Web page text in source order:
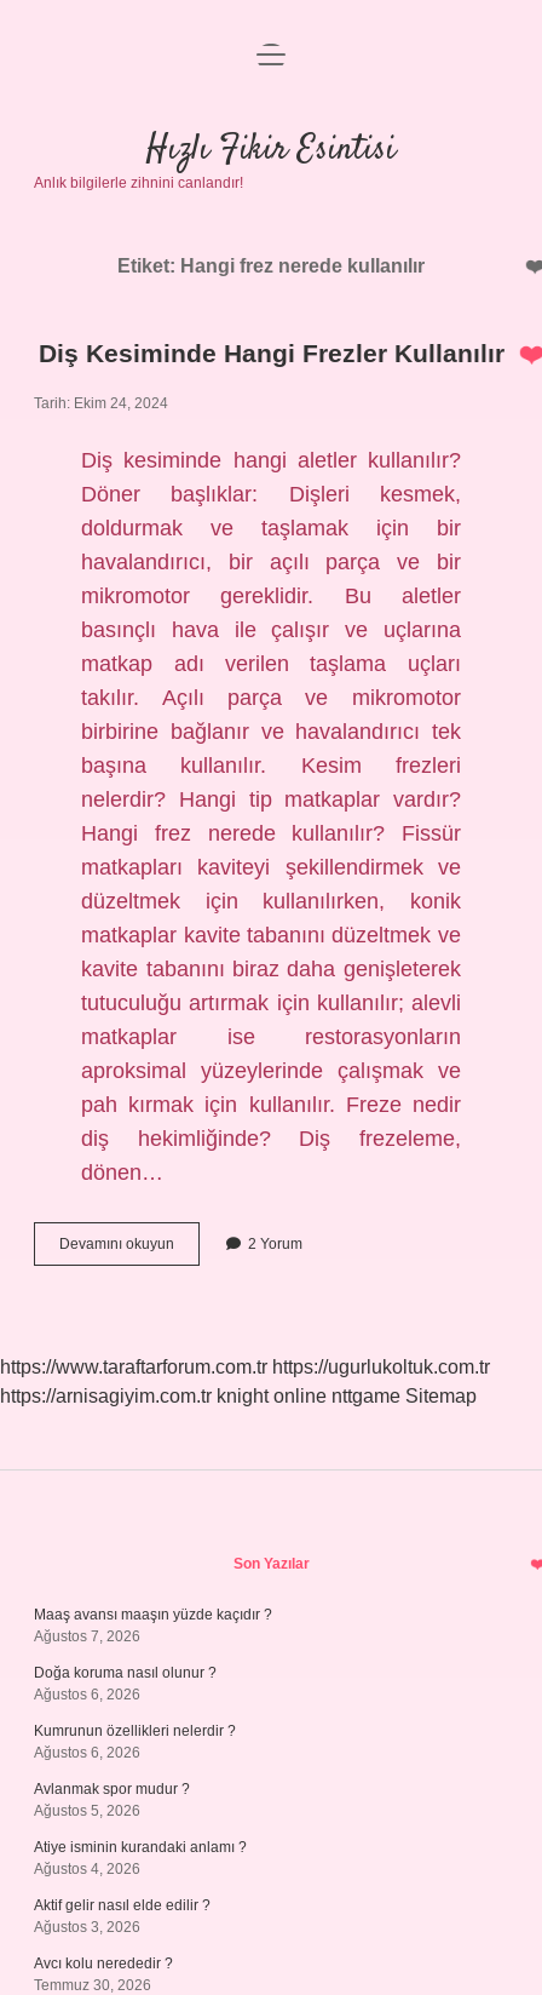
Anasayfa
Gizlilik Politikası
Yasal Uyarı
menüyü
Hızlı Fikir Esintisi
Anlık bilgilerle zihnini canlandır!
Etiket: Hangi frez nerede kullanılır
Diş Kesiminde Hangi Frezler Kullanılır
Tarih: Ekim 24, 2024
Diş kesiminde hangi aletler kullanılır?
Döner başlıklar: Dişleri kesmek,
doldurmak ve taşlamak için bir
havalandırıcı, bir açılı parça ve bir
mikromotor gereklidir. Bu aletler
basınçlı hava ile çalışır ve uçlarına
matkap adı verilen taşlama uçları
takılır. Açılı parça ve mikromotor
birbirine bağlanır ve havalandırıcı tek
başına kullanılır. Kesim frezleri
nelerdir? Hangi tip matkaplar vardır?
Hangi frez nerede kullanılır? Fissür
matkapları kaviteyi şekillendirmek ve
düzeltmek için kullanılırken, konik
matkaplar kavite tabanını düzeltmek ve
kavite tabanını biraz daha genişleterek
tutuculuğu artırmak için kullanılır; alevli
matkaplar ise restorasyonların
aproksimal yüzeylerinde çalışmak ve
pah kırmak için kullanılır. Freze nedir
diş hekimliğinde? Diş frezeleme,
dönen…
Devamını okuyun
Kesiminde
2 Yorum
https://www.taraftarforum.com.tr https://ugurlukoltuk.com.tr
https://arnisagiyim.com.tr knight online nttgame Sitemap
Son Yazılar
Maaş avansı maaşın yüzde kaçıdır ?
Ağustos 7, 2026
Doğa koruma nasıl olunur ?
Ağustos 6, 2026
Kumrunun özellikleri nelerdir ?
Ağustos 6, 2026
Avlanmak spor mudur ?
Ağustos 5, 2026
Atiye isminin kurandaki anlamı ?
Ağustos 4, 2026
Aktif gelir nasıl elde edilir ?
Ağustos 3, 2026
Avcı kolu nerededir ?
Temmuz 30, 2026